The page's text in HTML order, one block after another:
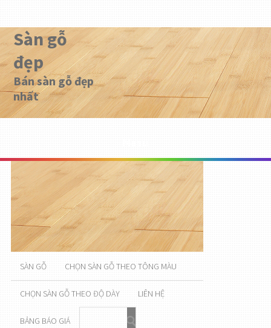
Sàn gỗ
đẹp
Bán sàn gỗ đẹp
nhất
SÀN GỖ CHỌN SÀN GỖ THEO TÔNG MÀU
CHỌN SÀN GỖ THEO ĐỘ DÀY LIÊN HỆ
BẢNG BÁO GIÁ